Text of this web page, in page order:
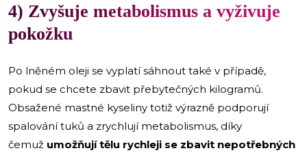
4) Zvyšuje metabolismus a vyživuje
pokožku
Po lněném oleji se vyplatí sáhnout také v případě,
pokud se chcete zbavit přebytečných kilogramů.
Obsažené mastné kyseliny totiž výrazně podporují
spalování tuků a zrychlují metabolismus, díky
čemuž umožňují tělu rychleji se zbavit nepotřebných